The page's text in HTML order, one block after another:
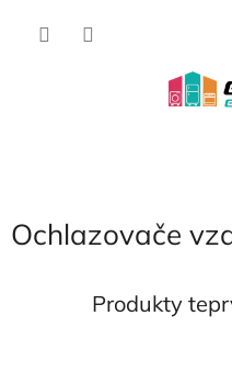
Ochlazovače
Produkty